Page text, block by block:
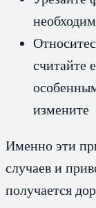
считайте
измените
Именно эти
случаев и
получается